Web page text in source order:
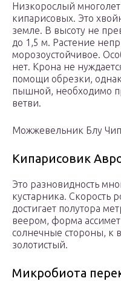
Низкорослый
кипарисовых. Это
земле. В высоту не
до 1,5 м. Растение
морозоустойчивое.
нет. Крона не
помощи обрезки,
пышной, необходимо
ветви.
Можжевельник Блу Чип
Кипарисовик
Это разновидность
кустарника. Скорость
достигает полутора
веером, форма
солнечные стороны, к
золотистый.
Микробиота